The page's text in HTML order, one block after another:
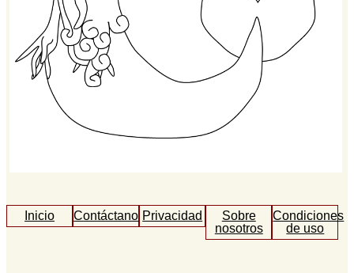
Inicio ContáctanosPrivacidad
Sobre
nosotros
Condiciones
de uso